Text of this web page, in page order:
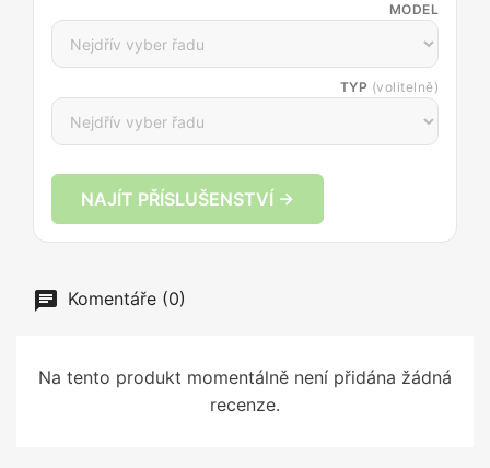
MODEL
TYP (volitelně)
NAJÍT PŘÍSLUŠENSTVÍ →
Komentáře (0)
Na tento produkt momentálně není přidána žádná
recenze.